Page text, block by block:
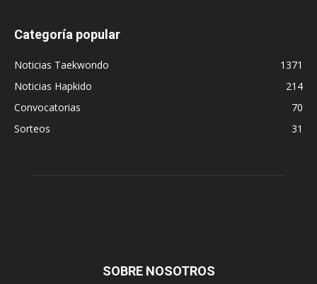
Categoría popular
Noticias Taekwondo
1371
Noticias Hapkido
214
Convocatorias
70
Sorteos
31
SOBRE NOSOTROS